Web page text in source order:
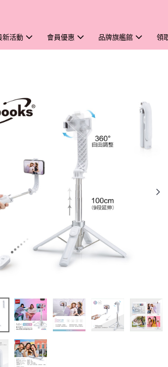
新活動 會員優惠 品牌旗艦館 領